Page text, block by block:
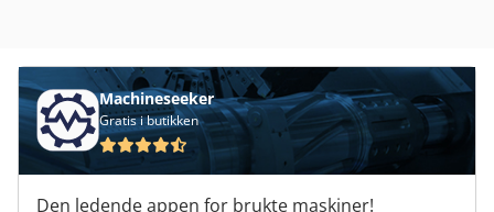
Machineseeker
Gratis i butikken
Den ledende appen for brukte maskiner!